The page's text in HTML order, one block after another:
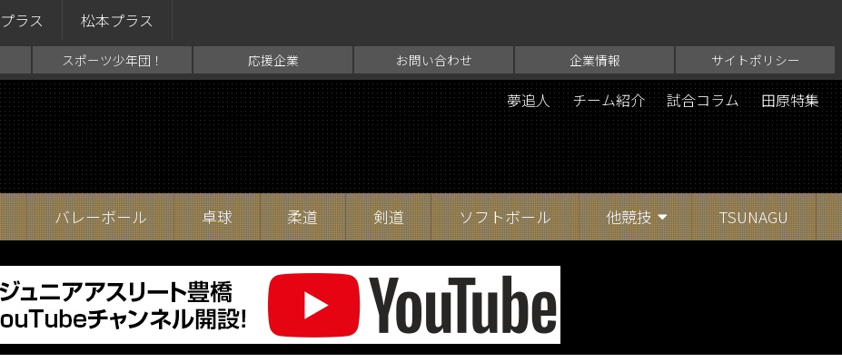
ラス 松本プラス
スポーツ少年団！ 応援企業 お問い合わせ 企業情報 サイトポリシー
夢追人 チーム紹介 試合コラム 田原特集
バレーボール 卓球 柔道 剣道 ソフトボール 他競技 TSUNAGU